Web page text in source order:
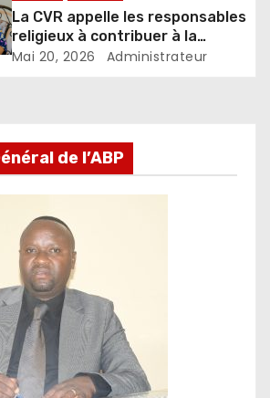
La CVR appelle les responsables
religieux à contribuer à la
réduction des conflits au
Mai 20, 2026 Administrateur
de l’ABP